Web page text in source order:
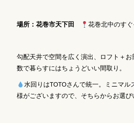
場所：花巻市天下田 花巻北中のす
勾配天井で空間を広く演出、ロフト＋お
数で暮らすにはちょうどいい間取り。
水回りはTOTOさんで統一。ミニマ
様がございますので、そちらからお選び